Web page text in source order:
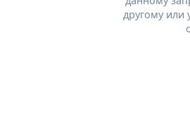
другому или